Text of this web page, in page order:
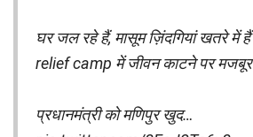
घर जल रहे हैं, मासूम ज़िंदगियां खतरे में हैं
relief camp में जीवन काटने पर
प्रधानमंत्री को मणिपुर खुद…